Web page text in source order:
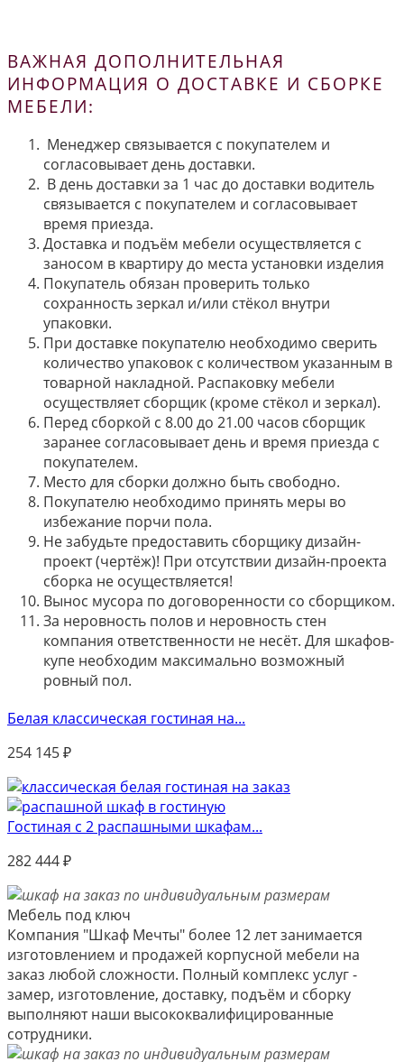
ВАЖНАЯ ДОПОЛНИТЕЛЬНАЯ
ИНФОРМАЦИЯ О ДОСТАВКЕ И СБОРКЕ
МЕБЕЛИ:
Менеджер связывается с покупателем и
согласовывает день доставки.
В день доставки за 1 час до доставки водитель
связывается с покупателем и согласовывает
время приезда.
Доставка и подъём мебели осуществляется с
заносом в квартиру до места установки изделия
Покупатель обязан проверить только
сохранность зеркал и/или стёкол внутри
упаковки.
При доставке покупателю необходимо сверить
количество упаковок с количеством указанным в
товарной накладной. Распаковку мебели
осуществляет сборщик (кроме стёкол и зеркал).
Перед сборкой с 8.00 до 21.00 часов сборщик
заранее согласовывает день и время приезда с
покупателем.
Место для сборки должно быть свободно.
Покупателю необходимо принять меры во
избежание порчи пола.
Не забудьте предоставить сборщику дизайн-
проект (чертёж)! При отсутствии дизайн-проекта
сборка не осуществляется!
Вынос мусора по договоренности со сборщиком.
За неровность полов и неровность стен
компания ответственности не несёт. Для шкафов-
купе необходим максимально возможный
ровный пол.
Белая классическая гостиная на...
254 145₽
Гостиная с 2 распашными шкафам...
282 444₽
Мебель под ключ
Компания "Шкаф Мечты" более 12 лет занимается
изготовлением и продажей корпусной мебели на
заказ любой сложности. Полный комплекс услуг -
замер, изготовление, доставку, подъём и сборку
выполняют наши высококвалифицированные
сотрудники.